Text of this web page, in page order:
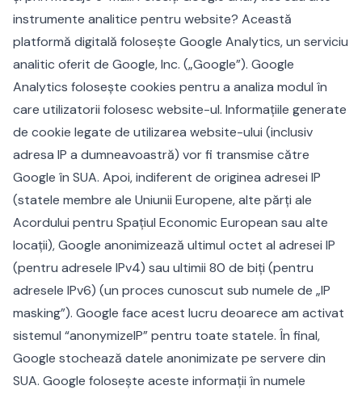
instrumente analitice pentru website? Această
platformă digitală folosește Google Analytics, un serviciu
analitic oferit de Google, Inc. („Google”). Google
Analytics folosește cookies pentru a analiza modul în
care utilizatorii folosesc website-ul. Informațiile generate
de cookie legate de utilizarea website-ului (inclusiv
adresa IP a dumneavoastră) vor fi transmise către
Google în SUA. Apoi, indiferent de originea adresei IP
(statele membre ale Uniunii Europene, alte părți ale
Acordului pentru Spațiul Economic European sau alte
locații), Google anonimizează ultimul octet al adresei IP
(pentru adresele IPv4) sau ultimii 80 de biți (pentru
adresele IPv6) (un proces cunoscut sub numele de „IP
masking”). Google face acest lucru deoarece am activat
sistemul “anonymizeIP” pentru toate statele. În final,
Google stochează datele anonimizate pe servere din
SUA. Google folosește aceste informații în numele